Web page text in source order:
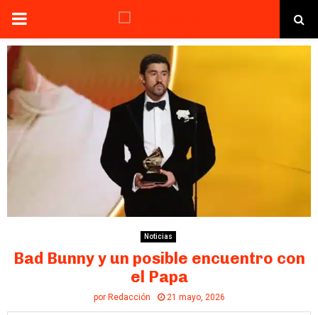
PRIMARY
MENU
Noticias
Bad Bunny y un posible encuentro con
el Papa
por Redacción 21 mayo, 2026